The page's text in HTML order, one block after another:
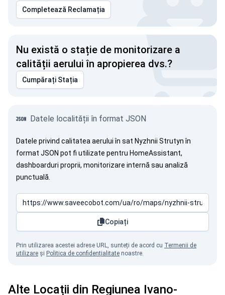
Completează Reclamația
Nu există o stație de monitorizare a
calității aerului în apropierea dvs.?
Cumpărați Stația
Datele localității în format JSON
Datele privind calitatea aerului în sat Nyzhnii Strutyn în
format JSON pot fi utilizate pentru HomeAssistant,
dashboarduri proprii, monitorizare internă sau analiză
punctuală.
Copiați
Prin utilizarea acestei adrese URL, sunteți de acord cu Termenii de
utilizare și Politica de confidențialitate noastre.
Alte Locații din Regiunea Ivano-